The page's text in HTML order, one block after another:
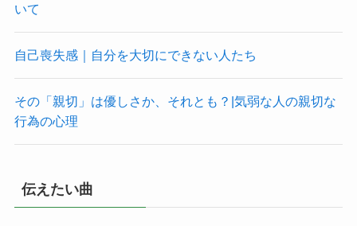
いて
自己喪失感｜自分を大切にできない人たち
その「親切」は優しさか、それとも？|気弱な人の親切な
行為の心理
伝えたい曲